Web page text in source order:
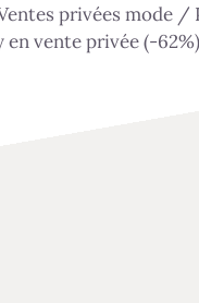
privées mode /
en vente privée (-62%)